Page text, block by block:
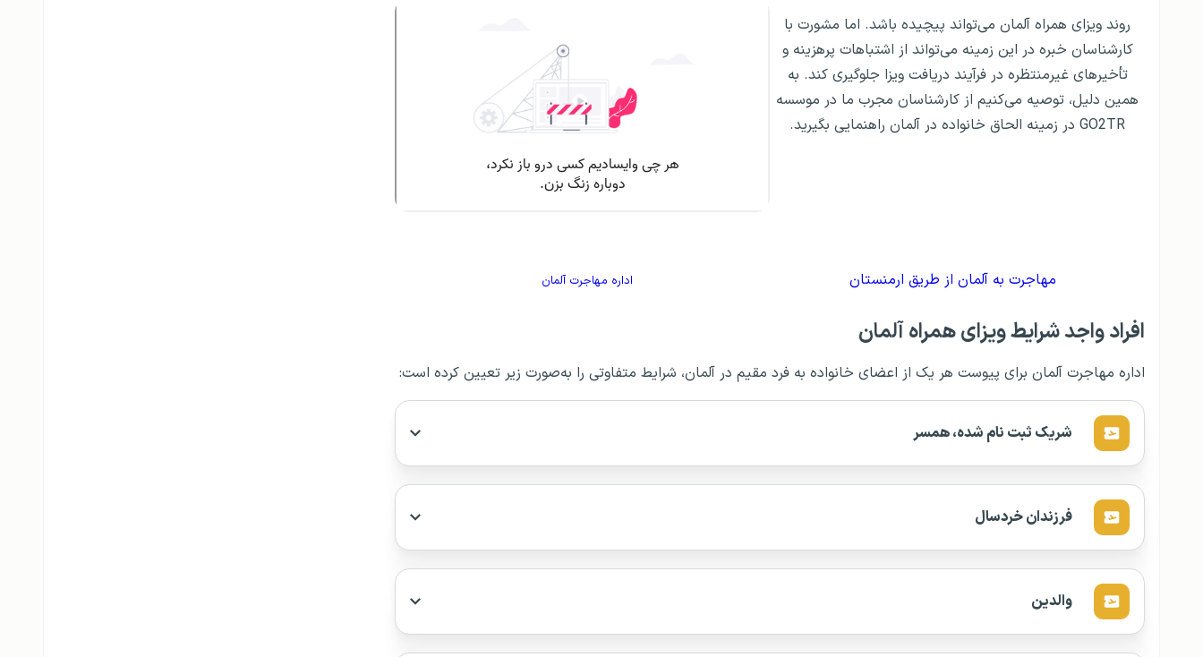
روند ویزای همراه آلمان می‌تواند پیچیده باشد. اما مشورت با
کارشناسان خبره در این زمینه می‌تواند از اشتباهات پرهزینه و
تأخیرهای غیرمنتظره در فرآیند دریافت ویزا جلوگیری کند. به
همین دلیل، توصیه می‌کنیم از کارشناسان مجرب ما در موسسه
GO2TR در زمینه الحاق خانواده در آلمان راهنمایی بگیرید.
مهاجرت به آلمان از طریق ارمنستان اداره مهاجرت آلمان
افراد واجد شرایط ویزای همراه آلمان
اداره مهاجرت آلمان برای پیوست هر یک از اعضای خانواده به فرد مقیم در آلمان، شرایط متفاوتی را به‌صورت زیر تعیین کرده است:
شریک ثبت‌ نام‌ شده، همسر
فرزندان خردسال
والدین